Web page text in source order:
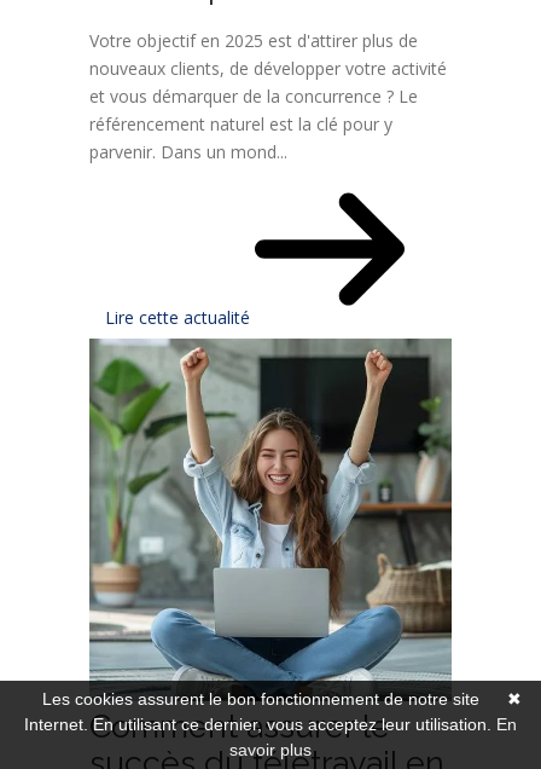
Votre objectif en 2025 est d'attirer plus de
nouveaux clients, de développer votre activité
et vous démarquer de la concurrence ? Le
référencement naturel est la clé pour y
parvenir. Dans un mond...
Lire cette actualité
Comment assurer le
✖
Les cookies assurent le bon fonctionnement de notre site
Internet. En utilisant ce dernier, vous acceptez leur utilisation. En
savoir plus